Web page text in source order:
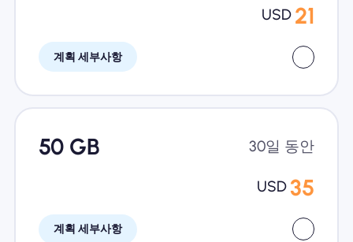
USD 21
계획 세부사항
50 GB 30일 동안
USD 35
계획 세부사항